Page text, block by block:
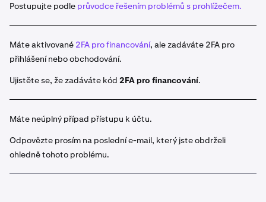
aktiva, které chcete unstakeovat. Klikněte na
Unstakea zadejte částku, kterou chcete
3 Klikněte naZkontrolovat
objevit nový záznam s unstakeovanou částkou,
který zobrazí datum, zbývající čas do unstakeování
Více se dozvíte zde
Postupujte podle průvodce řešením problémů s prohlížečem.
Máte aktivované 2FA pro financování, ale zadáváte 2FA pro
přihlášení nebo obchodování.
Ujistěte se, že zadáváte kód 2FA pro financování.
Máte neúplný případ přístupu k účtu.
Odpovězte prosím na poslední e-mail, který jste obdrželi
ohledně tohoto problému.